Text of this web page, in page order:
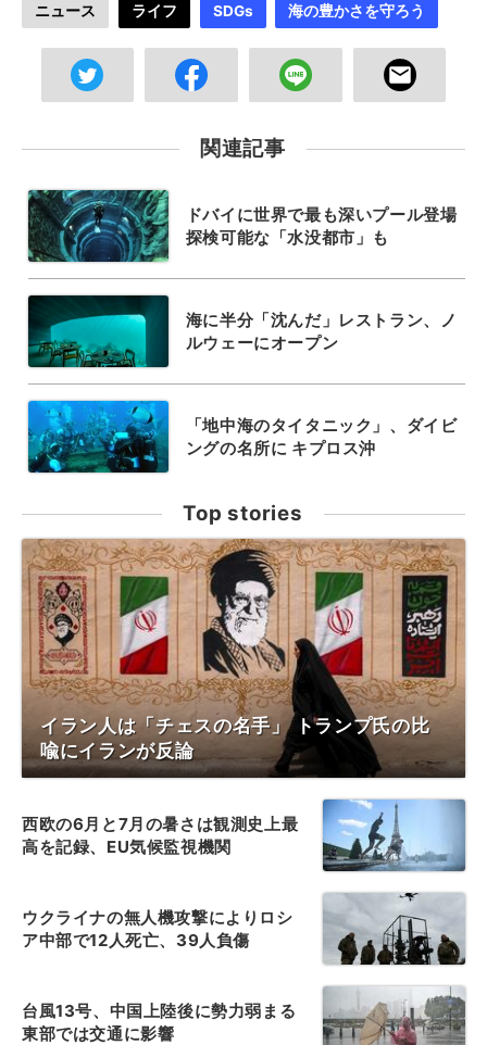
ニュース ライフ SDGs 海の豊かさを守ろう
関連記事
ドバイに世界で最も深いプール登場
探検可能な「水没都市」も
海に半分「沈んだ」レストラン、ノ
ルウェーにオープン
「地中海のタイタニック」、ダイビ
ングの名所に キプロス沖
Top stories
イラン人は「チェスの名手」 トランプ氏の比
喩にイランが反論
西欧の6月と7月の暑さは観測史上最
高を記録、EU気候監視機関
ウクライナの無人機攻撃によりロシ
ア中部で12人死亡、39人負傷
台風13号、中国上陸後に勢力弱まる
東部では交通に影響